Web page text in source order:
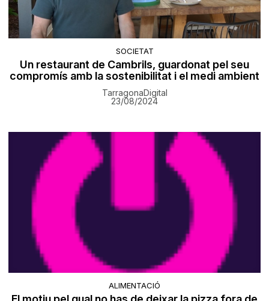
SOCIETAT
Un restaurant de Cambrils, guardonat pel seu
compromís amb la sostenibilitat i el medi ambient
TarragonaDigital
23/08/2024
ALIMENTACIÓ